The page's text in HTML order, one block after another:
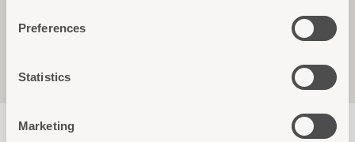
Preferences
Statistics
Marketing
Service & Garantie